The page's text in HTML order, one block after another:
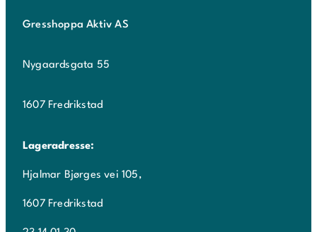
Gresshoppa Aktiv AS
Nygaardsgata 55
1607 Fredrikstad
Lageradresse:
Hjalmar Bjørges vei 105,
1607 Fredrikstad